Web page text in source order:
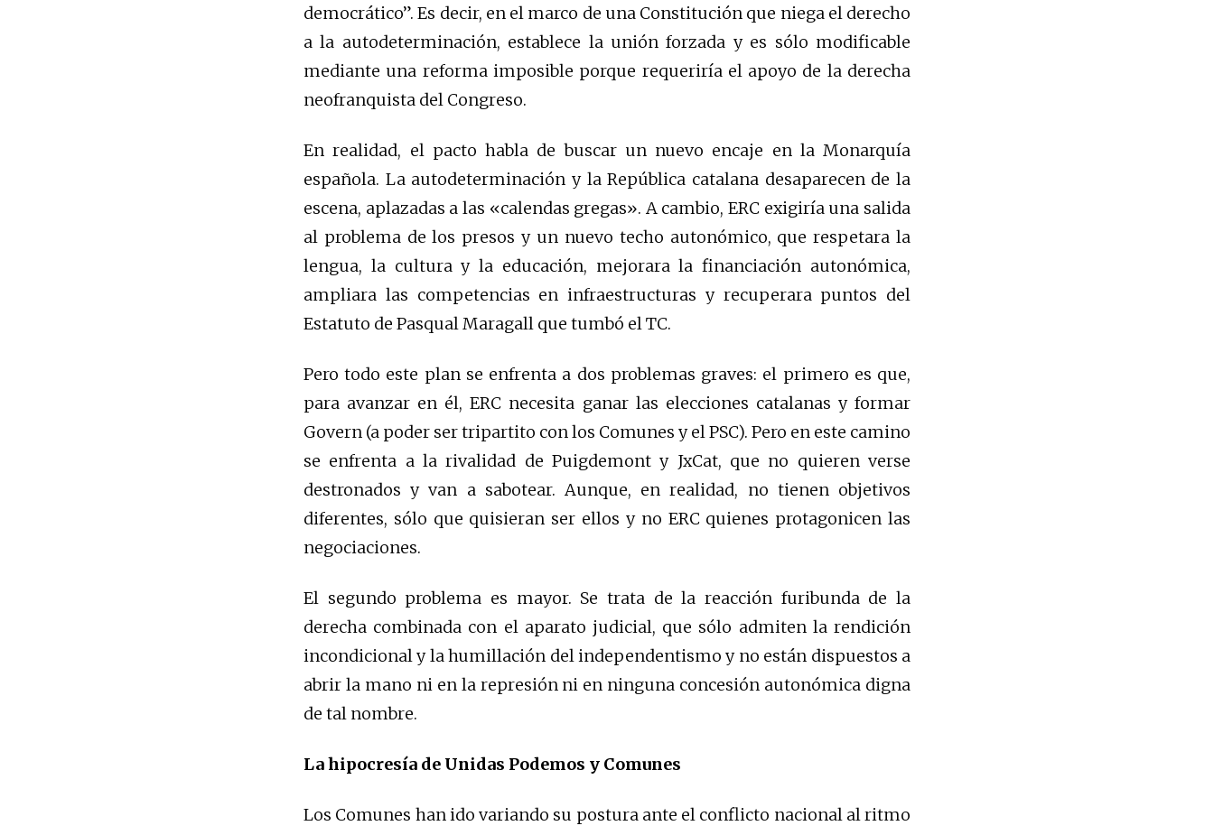
democrático”. Es decir, en el marco de una Constitución que niega el derecho
a la autodeterminación, establece la unión forzada y es sólo modificable
mediante una reforma imposible porque requeriría el apoyo de la derecha
neofranquista del Congreso.
En realidad, el pacto habla de buscar un nuevo encaje en la Monarquía
española. La autodeterminación y la República catalana desaparecen de la
escena, aplazadas a las «calendas gregas». A cambio, ERC exigiría una salida
al problema de los presos y un nuevo techo autonómico, que respetara la
lengua, la cultura y la educación, mejorara la financiación autonómica,
ampliara las competencias en infraestructuras y recuperara puntos del
Estatuto de Pasqual Maragall que tumbó el TC.
Pero todo este plan se enfrenta a dos problemas graves: el primero es que,
para avanzar en él, ERC necesita ganar las elecciones catalanas y formar
Govern (a poder ser tripartito con los Comunes y el PSC). Pero en este camino
se enfrenta a la rivalidad de Puigdemont y JxCat, que no quieren verse
destronados y van a sabotear. Aunque, en realidad, no tienen objetivos
diferentes, sólo que quisieran ser ellos y no ERC quienes protagonicen las
negociaciones.
El segundo problema es mayor. Se trata de la reacción furibunda de la
derecha combinada con el aparato judicial, que sólo admiten la rendición
incondicional y la humillación del independentismo y no están dispuestos a
abrir la mano ni en la represión ni en ninguna concesión autonómica digna
de tal nombre.
La hipocresía de Unidas Podemos y Comunes
Los Comunes han ido variando su postura ante el conflicto nacional al ritmo